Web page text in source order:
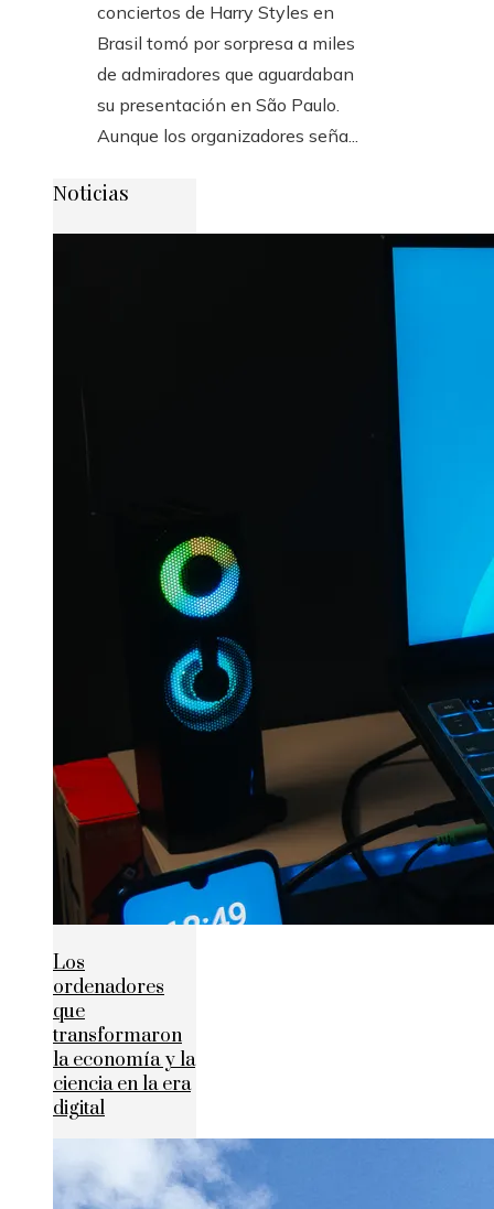
conciertos de Harry Styles en
Brasil tomó por sorpresa a miles
de admiradores que aguardaban
su presentación en São Paulo.
Aunque los organizadores seña...
Noticias
Los
ordenadores
que
transformaron
la economía y la
ciencia en la era
digital